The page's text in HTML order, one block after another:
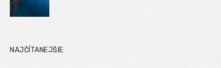
NAJČÍTANEJŠIE